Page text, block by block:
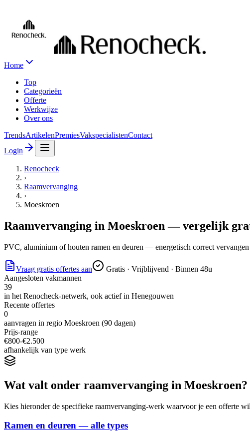
Home
Top
Categorieën
Offerte
Werkwijze
Over ons
TrendsArtikelenPremiesVakspecialistenContact
Login
Renocheck
›
Raamvervanging
›
Moeskroen
Raamvervanging in Moeskroen — vergelijk
PVC, aluminium of houten ramen en deuren — energetisch correct
Vraag gratis offertes aan
Gratis · Vrijblijvend · Binnen 48u
Aangesloten vakmannen
39
in het Renocheck-netwerk, ook actief in Henegouwen
Recente offertes
0
aanvragen in regio Moeskroen (90 dagen)
Prijs-range
€800-€2.500
afhankelijk van type werk
Wat valt onder raamvervanging in Moeskroen?
Kies hieronder de specifieke raamvervanging-werk waarvoor je een offerte
Ramen en deuren — alle types